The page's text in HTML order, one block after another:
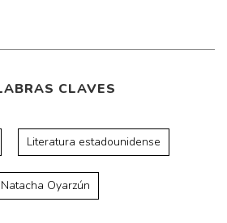
CLAVES
Literatura estadounidense
Natacha Oyarzún